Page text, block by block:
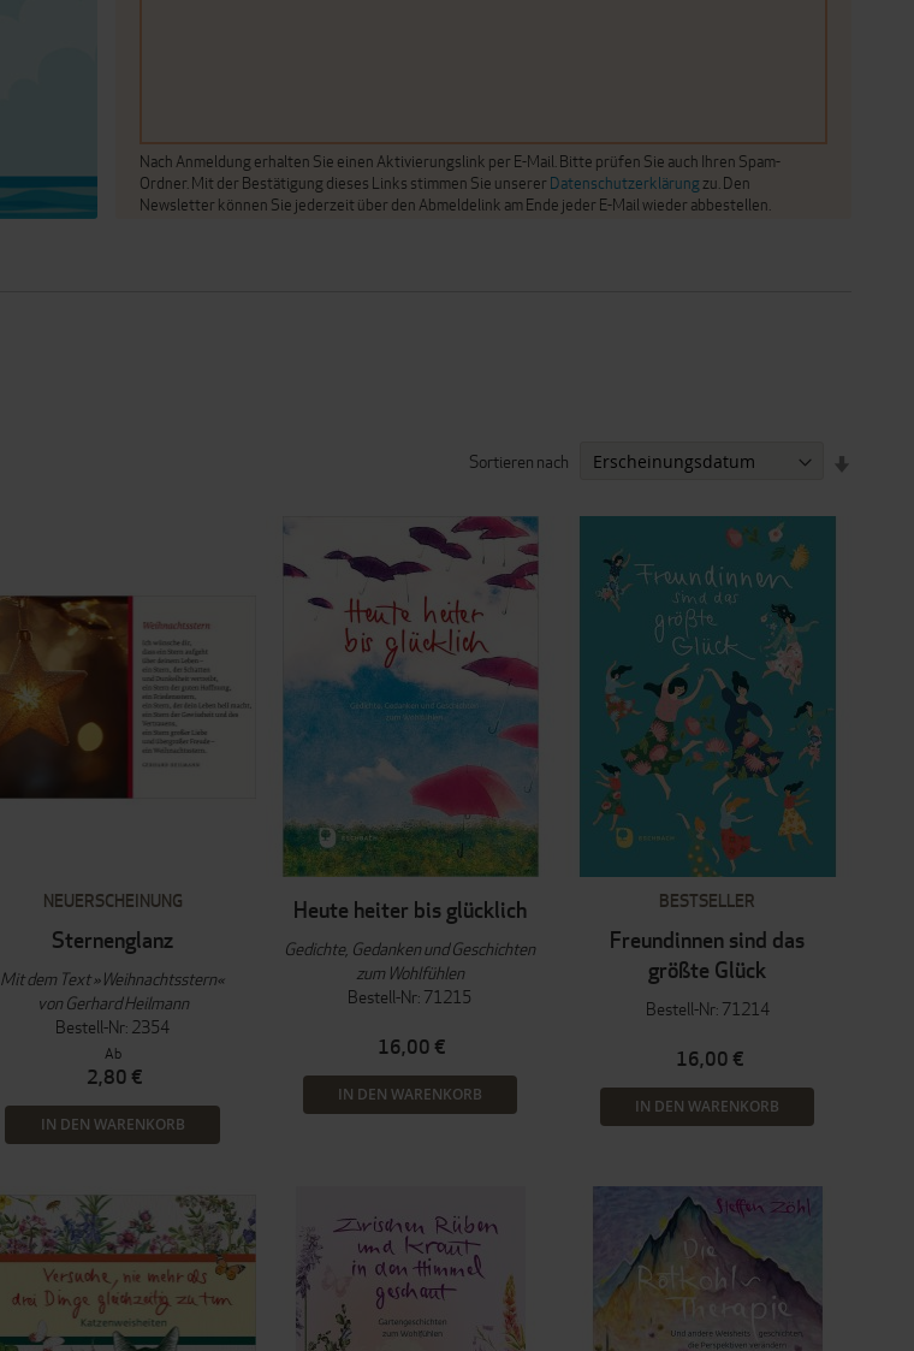
Nach Anmeldung erhalten Sie einen Aktivierungslink per E-Mail. Bitte prüfen Sie auch Ihren Spam-
Ordner. Mit der Bestätigung dieses Links stimmen Sie unserer Datenschutzerklärungzu. Den
Newsletter können Sie jederzeit über den Abmeldelink am Ende jeder E-Mail wieder abbestellen.
Sortieren nach
NEUERSCHEINUNG
Sternenglanz
Mit dem Text »Weihnachtsstern«
von Gerhard Heilmann
Bestell-Nr: 2354
Ab
2,80 €
IN DEN WARENKORB
Heute heiter bis glücklich
Gedichte, Gedanken und Geschichten
zum Wohlfühlen
Bestell-Nr: 71215
16,00 €
IN DEN WARENKORB
BESTSELLER
Freundinnen sind das
größte Glück
Bestell-Nr: 71214
16,00 €
IN DEN WARENKORB